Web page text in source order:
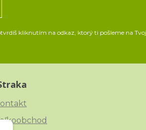
kliknutím na odkaz, ktorý ti pošleme na